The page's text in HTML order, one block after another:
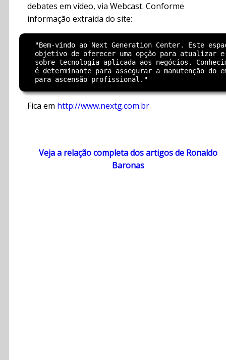
debates em vídeo, via Webcast. Conforme
informação extraida do site:
"Bem-vindo ao Next Generation Center. Este
objetivo de oferecer uma opção para atualizar
sobre tecnologia aplicada aos negócios.
é determinante para assegurar a manutenção do
Fica em http://www.nextg.com.br
Veja a relação completa dos artigos de Ronaldo
Baronas